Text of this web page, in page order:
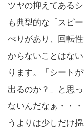
ツヤの抑えてある
も典型的な「スピ
べりがあり、回転
からないことはな
ります。「シート
出るのか？」と思
ないんだなぁ・・
うよりは少しだけ